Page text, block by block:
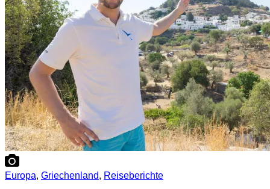
Europa, Griechenland, Reiseberichte